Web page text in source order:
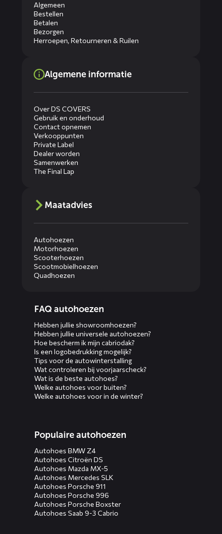
Algemeen
Bestellen
Betalen
Bezorgen
Herroepen, Retourneren & Ruilen
Algemene informatie
Over DS COVERS
Gebruik en onderhoud
Contact opnemen
Verkooppunten
Private Label
Dealer worden
Samenwerken
The Final Lap
Maatadvies
Autohoezen
Motorhoezen
Scooterhoezen
Scootmobielhoezen
Quadhoezen
menusFAQ autohoezen
Hebben jullie showroomhoezen?
Hebben jullie universele autohoezen?
Hoe bescherm ik mijn cabriodak?
Is een logobedrukking mogelijk?
Tips voor de autowinterstalling
Wat controleren bij voorjaarscheck?
Wat is de beste autohoes?
Welke autohoes voor buiten?
Welke autohoes voor in de winter?
Populaire autohoezen
Autohoes BMW Z4
Autohoes Citroën DS
Autohoes Mazda MX-5
Autohoes Mercedes SLK
Autohoes Porsche 911
Autohoes Porsche 996
Autohoes Porsche Boxster
Autohoes Saab 9-3 Cabrio